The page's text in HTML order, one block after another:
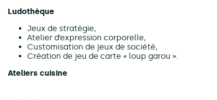
Ludothèque
Jeux de stratégie,
Atelier d’expression corporelle,
Customisation de jeux de société,
Création de jeu de carte « loup garou ».
Ateliers cuisine